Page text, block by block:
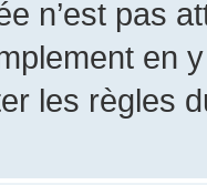
n’est pas
en
les règles